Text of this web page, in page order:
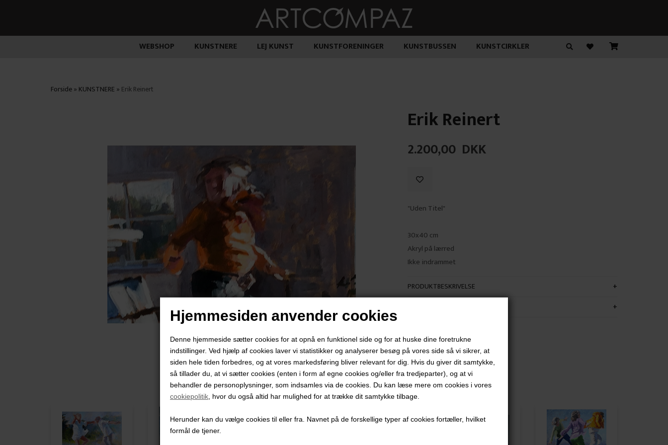
Hjemmesiden anvender cookies
Denne hjemmeside sætter cookies for at opnå en funktionel side og for at huske dine foretrukne
indstillinger. Ved hjælp af cookies laver vi statistikker og analyserer besøg på vores side så vi sikrer, at
siden hele tiden forbedres, og at vores markedsføring bliver relevant for dig. Hvis du giver dit samtykke,
så tillader du, at vi sætter cookies (enten i form af egne cookies og/eller fra tredjeparter), og at vi
behandler de personoplysninger, som indsamles via de cookies. Du kan læse mere om cookies i vores
cookiepolitik , hvor du også altid har mulighed for at trække dit samtykke tilbage.
Herunder kan du vælge cookies til eller fra. Navnet på de forskellige typer af cookies fortæller, hvilket
formål de tjener.
WEBSHOP KUNSTNERE LEJ KUNST KUNSTFORENINGER KUNSTBUSSEN KUNSTCIRKLER
Forside» KUNSTNERE » Erik Reinert
Erik Reinert
2.200,00DKK
"Uden Titel"
30x40 cm
Akryl på lærred
Ikke indrammet
PRODUKTBESKRIVELSE
Andre værker af kunstneren: